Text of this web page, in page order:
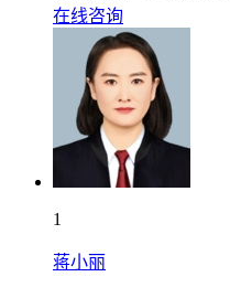
在线咨询
1
蒋小丽